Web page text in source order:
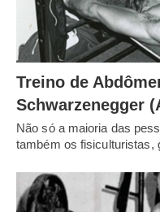
Treino de
Schwarzenegger
Não só a maioria das
também os fisiculturistas,